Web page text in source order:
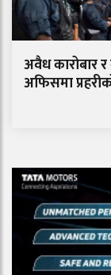
अवैध कारोबार
अफिसमा